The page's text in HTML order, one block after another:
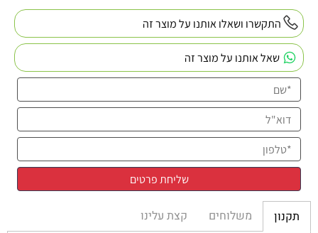
התקשרו ושאלו אותנו על מוצר זה
שאל אותנו על מוצר זה
תקנון משלוחים קצת עלינו